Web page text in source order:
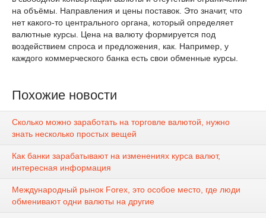
на объёмы. Направления и цены поставок. Это значит, что
нет какого-то центрального органа, который определяет
валютные курсы. Цена на валюту формируется под
воздействием спроса и предложения, как. Например, у
каждого коммерческого банка есть свои обменные курсы.
Похожие новости
Сколько можно заработать на торговле валютой, нужно
знать несколько простых вещей
Как банки зарабатывают на изменениях курса валют,
интересная информация
Международный рынок Forex, это особое место, где люди
обменивают одни валюты на другие